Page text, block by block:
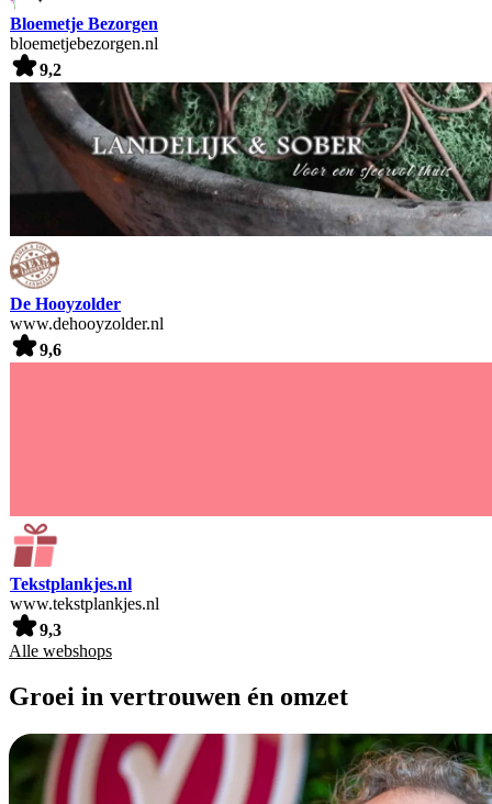
Bloemetje Bezorgen
bloemetjebezorgen.nl
9,2
De Hooyzolder
www.dehooyzolder.nl
9,6
Tekstplankjes.nl
www.tekstplankjes.nl
9,3
Alle webshops
Groei in vertrouwen én omzet